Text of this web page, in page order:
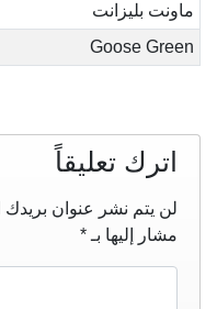
ماونت بليزانت
Goose Green
اترك تعليقاً
لن يتم نشر عنوان بريدك
مشار إليها بـ *